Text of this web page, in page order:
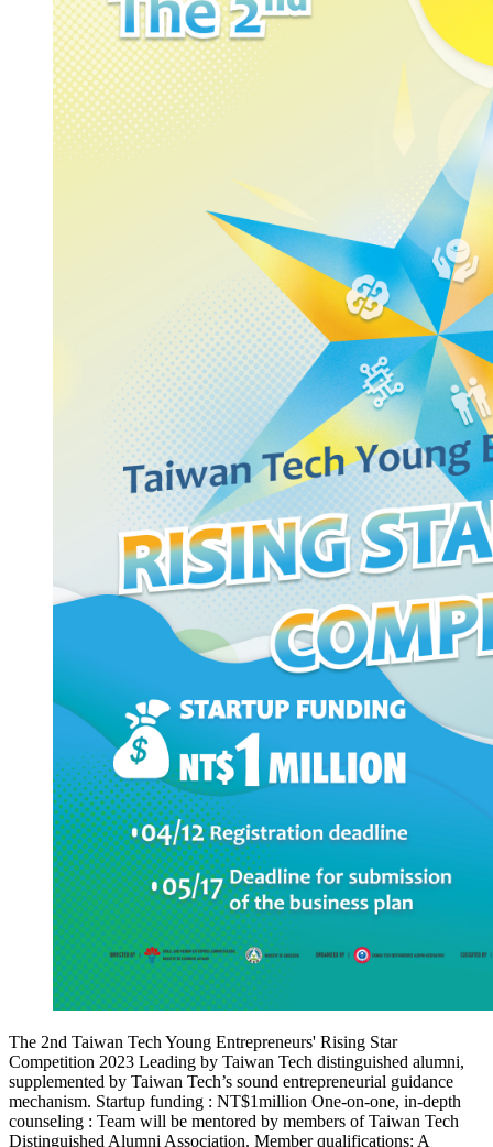
The 2nd Taiwan Tech Young Entrepreneurs' Rising Star
Competition 2023 Leading by Taiwan Tech distinguished alumni,
supplemented by Taiwan Tech’s sound entrepreneurial guidance
mechanism. Startup funding : NT$1million One-on-one, in-depth
counseling : Team will be mentored by members of Taiwan Tech
Distinguished Alumni Association. Member qualifications: A